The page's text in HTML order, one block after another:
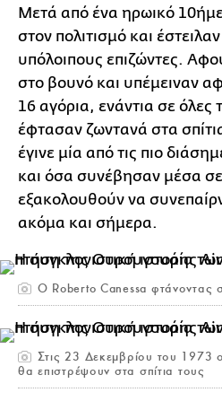
Μετά από ένα ηρωικό
στον πολιτισμό και
υπόλοιπους επιζώντες.
στο βουνό και υπέμειναν
16 αγόρια, ενάντια σε όλες
έφτασαν ζωντανά στα
έγινε μία από τις πιο
και όσα συνέβησαν μέσα
εξακολουθούν να
ακόμα και σήμερα.
Ο Roberto Canessa φτάνοντας
Στις 23 Δεκεμβρίου του 1973
θα επιστρέψουν στα σπίτια τους